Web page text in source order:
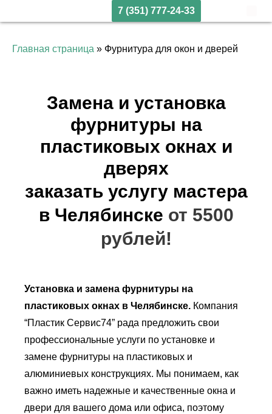
7 (351) 777-24-33
Главная страница » Фурнитура для окон и дверей
Замена и установка
фурнитуры на
пластиковых окнах и
дверях
заказать услугу мастера
в Челябинске от 5500
рублей!
Установка и замена фурнитуры на
пластиковых окнах в Челябинске. Компания
“Пластик Сервис74” рада предложить свои
профессиональные услуги по установке и
замене фурнитуры на пластиковых и
алюминиевых конструкциях. Мы понимаем, как
важно иметь надежные и качественные окна и
двери для вашего дома или офиса, поэтому